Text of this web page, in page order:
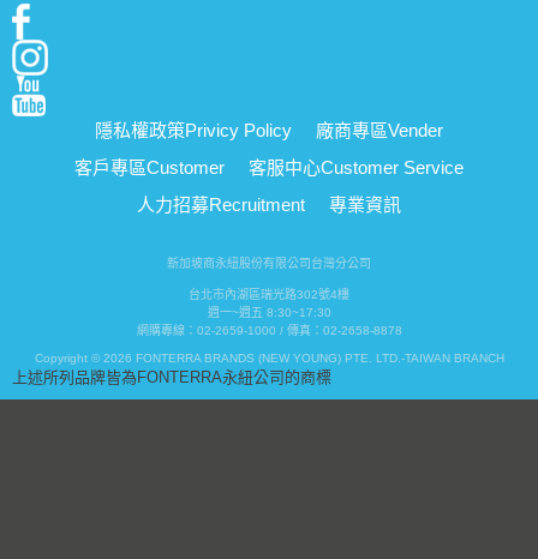
隱私權政策Privicy Policy 廠商專區Vender
客戶專區Customer 客服中心Customer Service
人力招募Recruitment 專業資訊
新加坡商永紐股份有限公司台灣分公司
台北市內湖區瑞光路302號4樓
週一~週五 8:30~17:30
網購專線：02-2659-1000 / 傳真：02-2658-8878
Copyright © 2026 FONTERRA BRANDS (NEW YOUNG) PTE. LTD.-TAIWAN BRANCH
上述所列品牌皆為FONTERRA永紐公司的商標